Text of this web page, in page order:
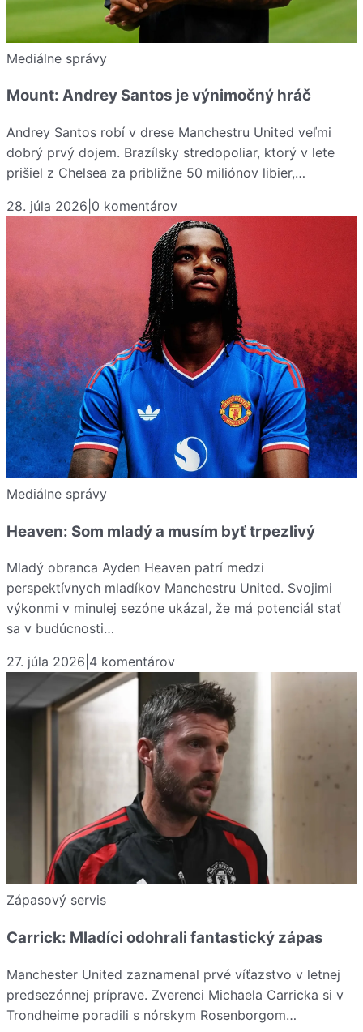
Mediálne správy
Mount: Andrey Santos je výnimočný hráč
Andrey Santos robí v drese Manchestru United veľmi
dobrý prvý dojem. Brazílsky stredopoliar, ktorý v lete
prišiel z Chelsea za približne 50 miliónov libier,…
28. júla 2026 0 komentárov
Mediálne správy
Heaven: Som mladý a musím byť trpezlivý
Mladý obranca Ayden Heaven patrí medzi
perspektívnych mladíkov Manchestru United. Svojimi
výkonmi v minulej sezóne ukázal, že má potenciál stať
sa v budúcnosti…
27. júla 2026 4 komentárov
Zápasový servis
Carrick: Mladíci odohrali fantastický zápas
Manchester United zaznamenal prvé víťazstvo v letnej
predsezónnej príprave. Zverenci Michaela Carricka si v
Trondheime poradili s nórskym Rosenborgom…